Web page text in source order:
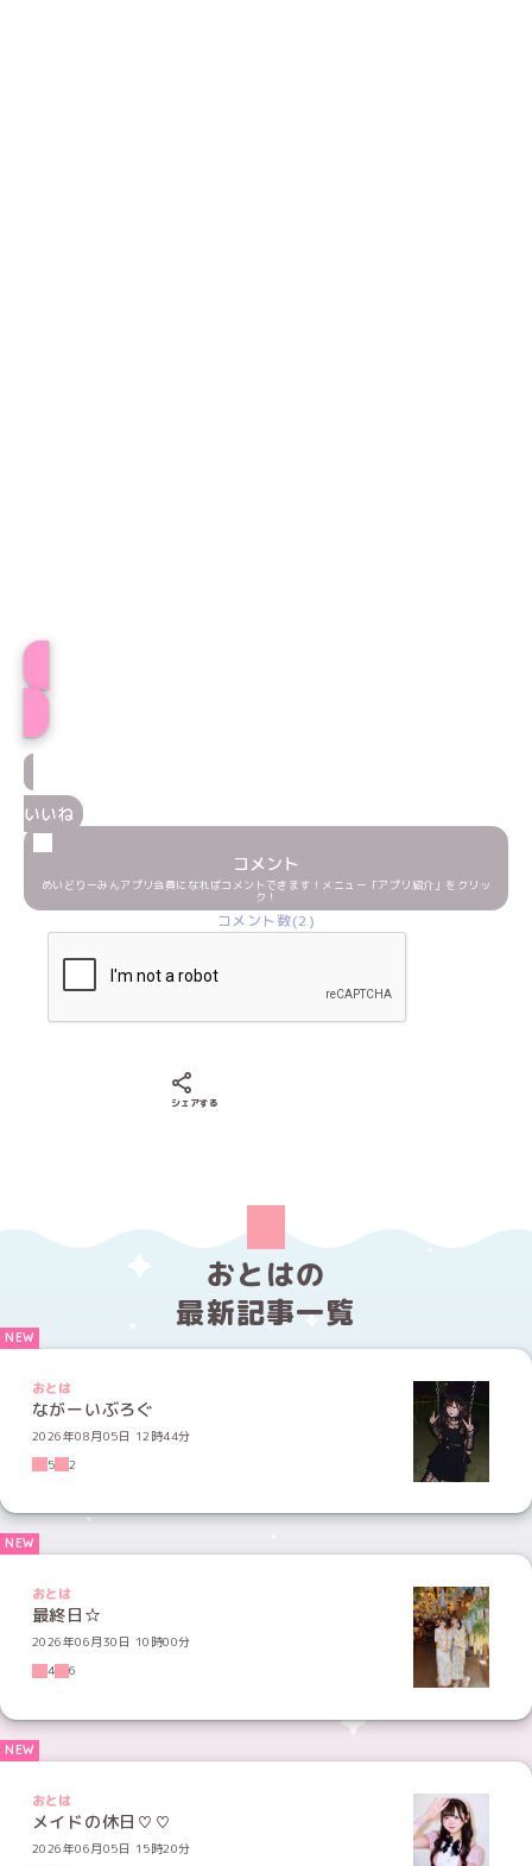
いいね
コメント
めいどりーみんアプリ会員になればコメントできます！メニュー「アプリ紹介」をクリッ
ク！
コメント数(2)
シェアする
おとはの
最新記事一覧
おとは
ながーいぶろぐ
2026年08月05日 12時44分
5
2
おとは
最終日☆
2026年06月30日 10時00分
4
6
おとは
メイドの休日♡♡
2026年06月05日 15時20分